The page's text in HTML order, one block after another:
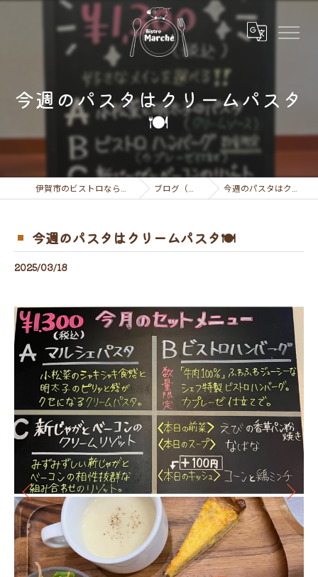
今週のパスタはクリームパスタ
🍽
伊賀市のビストロならビストロ マルシェ ブログ（お知らせ） 今週のパスタはクリームパスタ🍽
今週のパスタはクリームパスタ🍽
2025/03/18